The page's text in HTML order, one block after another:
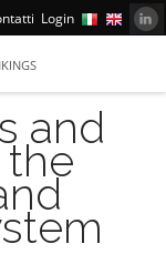
Login
and
the